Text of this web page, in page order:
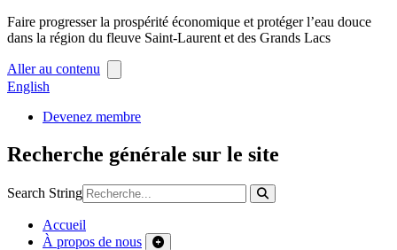
Faire progresser la prospérité économique et protéger l’eau douce
dans la région du fleuve Saint-Laurent et des Grands Lacs
Aller au contenu
English
Devenez membre
Recherche générale sur le site
Search String
Accueil
À propos de nous